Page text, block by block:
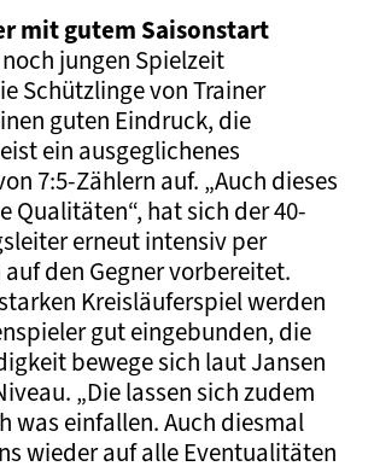
mit gutem Saisonstart
jungen Spielzeit
Schützlinge von Trainer
guten Eindruck, die
ein ausgeglichenes
7:5-Zählern auf. „Auch dieses
Qualitäten“, hat sich der 40-
erneut intensiv per
den Gegner vorbereitet.
Kreisläuferspiel werden
gut eingebunden, die
bewege sich laut Jansen
„Die lassen sich zudem
was einfallen. Auch diesmal
wieder auf alle Eventualitäten